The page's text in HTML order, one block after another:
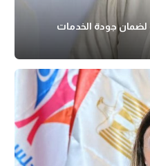
لضمان جودة الخدمات